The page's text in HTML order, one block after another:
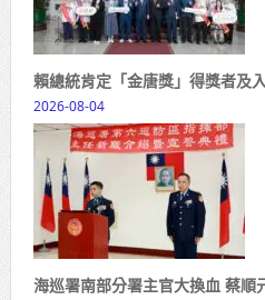
賴總統肯定「金唐獎」得獎者及
2026-08-04
海巡署南部分署主官大換血 蔡順